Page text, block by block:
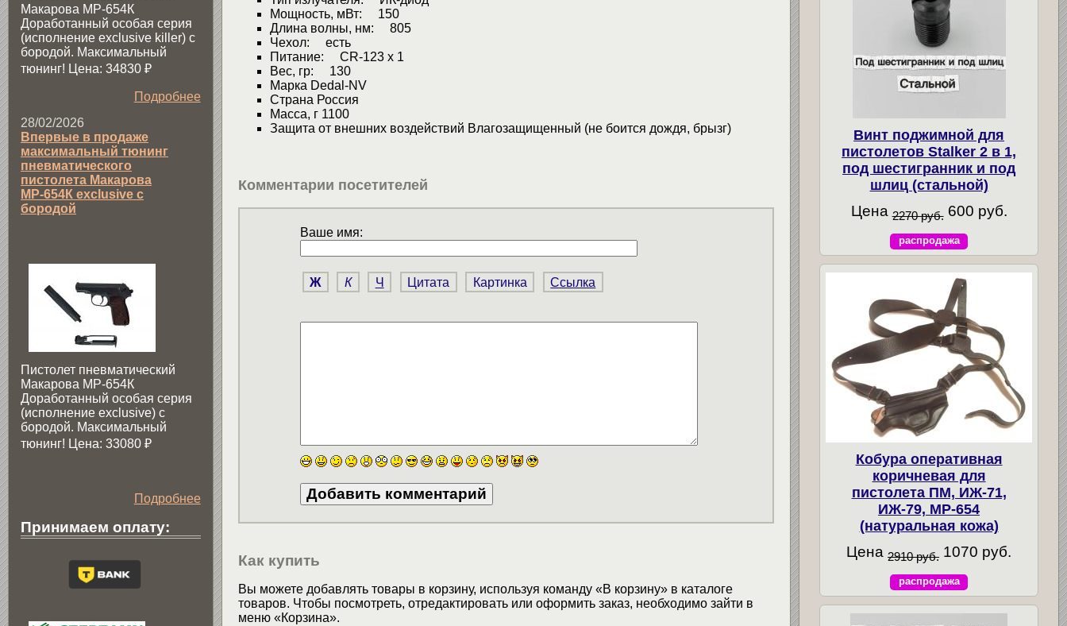
Мощность, мВт: 150
Длина волны, нм: 805
Чехол: есть
Питание: CR-123 x 1
Вес, гр: 130
Марка Dedal-NV
Страна Россия
Масса, г 1100
Защита от внешних воздействий Влагозащищенный (не боится дождя, брызг)
Комментарии посетителей
Ваше имя:
Ж К Ч Цитата Картинка Ссылка
Как купить
Вы можете добавлять товары в корзину, используя команду «В корзину» в каталоге
товаров. Чтобы посмотреть, отредактировать или оформить заказ, необходимо зайти в
меню «Корзина».
Макарова МР-654К
Доработанный особая серия
(исполнение exclusive killer) с
бородой. Максимальный
тюнинг! Цена: 34830 ₽
Подробнее
28/02/2026
Впервые в продаже
максимальный тюнинг
пневматического
пистолета Макарова
МР-654К exclusive с
бородой
Пистолет пневматический
Макарова МР-654К
Доработанный особая серия
(исполнение exclusive) c
бородой. Максимальный
тюнинг! Цена: 33080 ₽
Подробнее
Принимаем оплату:
Винт поджимной для
пистолетов Stalker 2 в 1,
под шестигранник и под
шлиц (стальной)
Цена 2270 руб. 600 руб.
распродажа
Кобура оперативная
коричневая для
пистолета ПМ, ИЖ-71,
ИЖ-79, МР-654
(натуральная кожа)
Цена 2910 руб. 1070 руб.
распродажа